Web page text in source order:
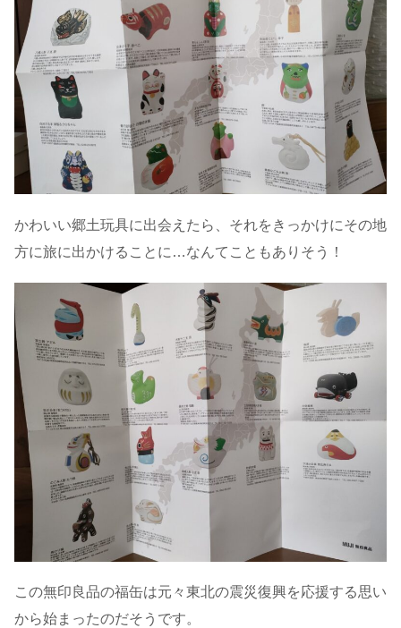
かわいい郷土玩具に出会えたら、それをきっかけにその地
方に旅に出かけることに…なんてこともありそう！
この無印良品の福缶は元々東北の震災復興を応援する思い
から始まったのだそうです。